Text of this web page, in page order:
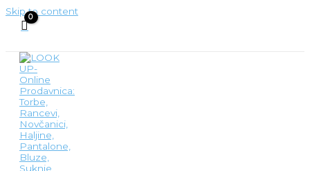
Skip to content